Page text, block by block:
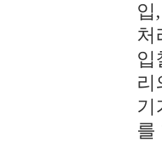
입
처
입
리
기
를